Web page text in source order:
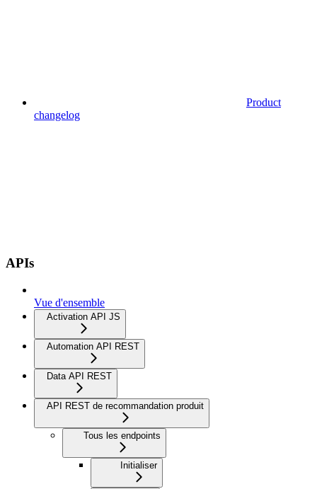
Product
changelog
APIs
Vue d'ensemble
Activation API JS
Automation API REST
Data API REST
API REST de recommandation produit
Tous les endpoints
Initialiser